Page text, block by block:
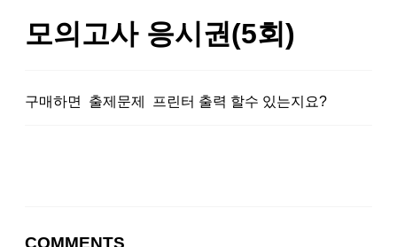
모의고사 응시권(5회)
구매하면 출제문제 프린터 출력 할수 있는지요?
COMMENTS